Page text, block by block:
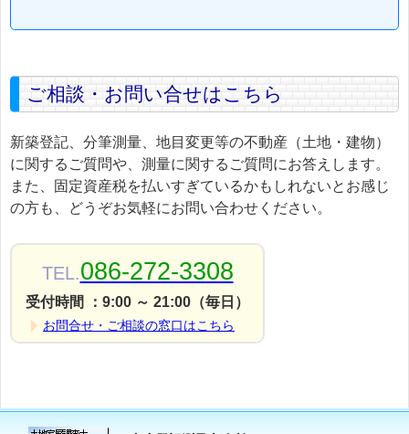
ご相談・お問い合せはこちら
新築登記、分筆測量、地目変更等の不動産（土地・建物）
に関するご質問や、測量に関するご質問にお答えします。
また、固定資産税を払いすぎているかもしれないとお感じ
の方も、どうぞお気軽にお問い合わせください。
TEL.086-272-3308
受付時間 ：9:00 ～ 21:00（毎日）
お問合せ・ご相談の窓口はこちら